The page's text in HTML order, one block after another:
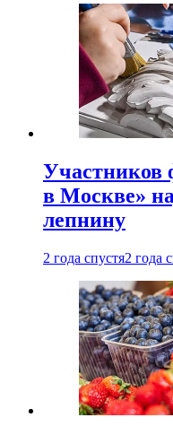
Участников
в Москве»
лепнину
2 года спустя2 года